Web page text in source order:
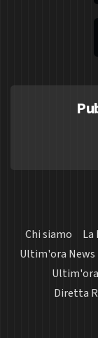
Chi siamo La
Ultim'ora News
Diretta